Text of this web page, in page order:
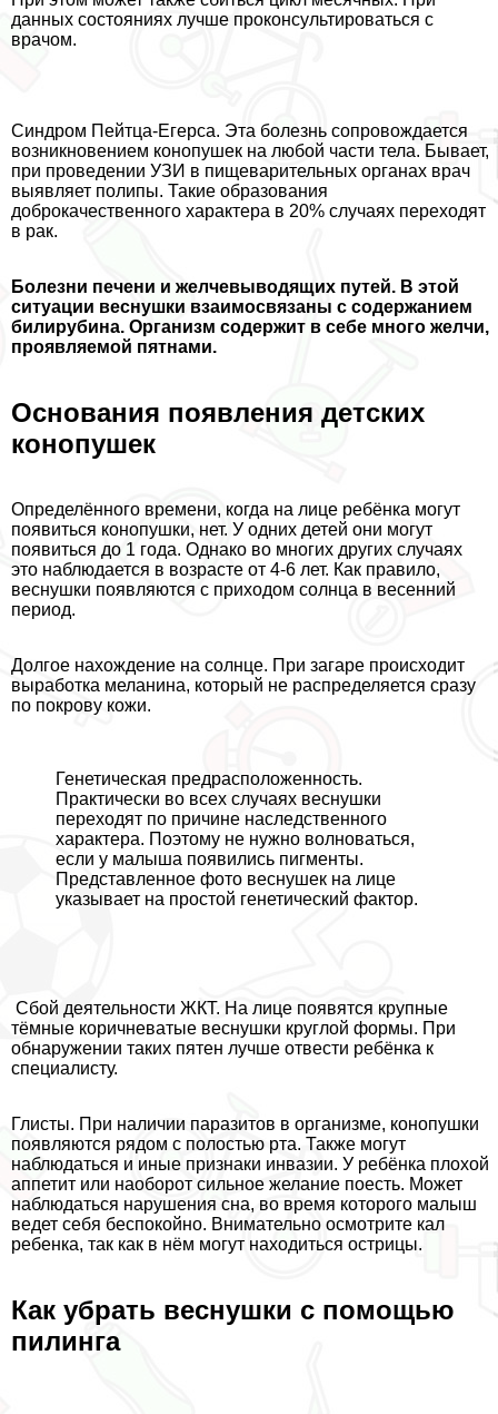
данных состояниях лучше проконсультироваться с
врачом.
Синдром Пейтца-Егерса. Эта болезнь сопровождается
возникновением конопушек на любой части тела. Бывает,
при проведении УЗИ в пищеварительных органах врач
выявляет полипы. Такие образования
доброкачественного хаpaктера в 20% случаях переходят
в paк.
Болезни печени и желчевыводящих путей. В этой
ситуации веснушки взаимосвязаны с содержанием
билирубина. Организм содержит в себе много желчи,
проявляемой пятнами.
Основания появления детских
конопушек
Определённого времени, когда на лице ребёнка могут
появиться конопушки, нет. У одних детей они могут
появиться до 1 года. Однако во многих других случаях
это наблюдается в возрасте от 4-6 лет. Как правило,
веснушки появляются с приходом солнца в весенний
период.
Долгое нахождение на солнце. При загаре происходит
выработка меланина, который не распределяется сразу
по покрову кожи.
Генетическая предрасположенность.
Пpaктически во всех случаях веснушки
переходят по причине наследственного
хаpaктера. Поэтому не нужно волноваться,
если у малыша появились пигменты.
Представленное фото веснушек на лице
указывает на простой генетический фактор.
Сбой деятельности ЖКТ. На лице появятся крупные
тёмные коричневатые веснушки круглой формы. При
обнаружении таких пятен лучше отвести ребёнка к
специалисту.
Глисты. При наличии паразитов в организме, конопушки
появляются рядом с полостью рта. Также могут
наблюдаться и иные признаки инвазии. У ребёнка плохой
аппетит или наоборот сильное желание поесть. Может
наблюдаться нарушения сна, во время которого малыш
ведет себя беспокойно. Внимательно осмотрите кал
ребенка, так как в нём могут находиться острицы.
Как убрать веснушки с помощью
пилинга